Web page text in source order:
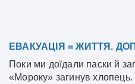
ЕВАКУАЦІЯ = ЖИТТЯ.
Поки ми доїдали паски й
«Мороку» загинув хлопець.